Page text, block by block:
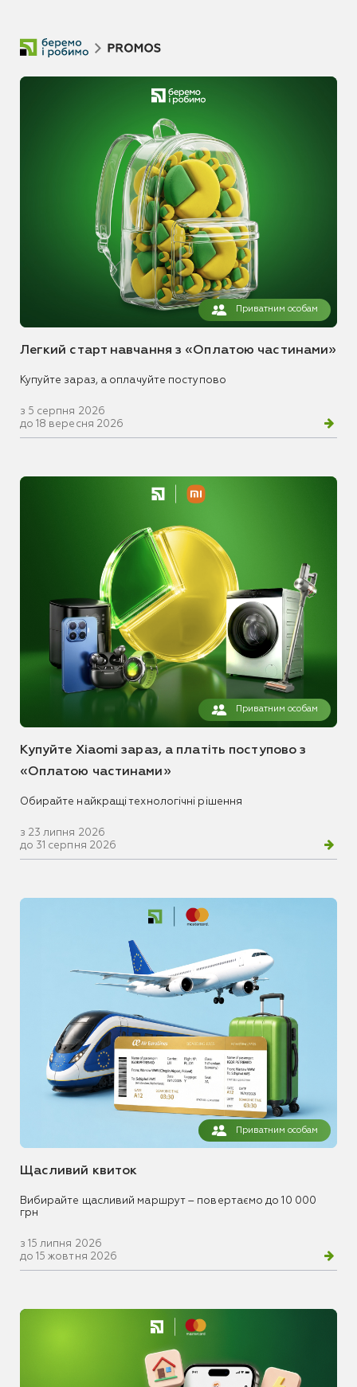
Приватним особам
Легкий старт навчання з «Оплатою частинами»
Купуйте зараз, а оплачуйте поступово
з 5 серпня 2026
до 18 вересня 2026
Приватним особам
Купуйте Xiaomi зараз, а платіть поступово з
«Оплатою частинами»
Обирайте найкращі технологічні рішення
з 23 липня 2026
до 31 серпня 2026
Приватним особам
Щасливий квиток
Вибирайте щасливий маршрут – повертаємо до 10 000
грн
з 15 липня 2026
до 15 жовтня 2026